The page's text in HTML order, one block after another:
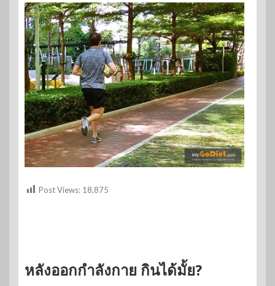
Post Views: 18,875
หลังออกกำลังกาย กินได้มั้ย?